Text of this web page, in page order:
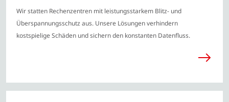
Wir statten Rechenzentren mit leistungsstarkem Blitz- und
Überspannungsschutz aus. Unsere Lösungen verhindern
kostspielige Schäden und sichern den konstanten Datenfluss.